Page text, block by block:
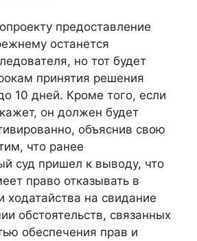
предоставление
останется
но тот будет
принятия решения
10 дней. Кроме того, если
он должен будет
объяснив свою
что ранее
суд пришел к выводу, что
право отказывать в
ходатайства на свидание
обстоятельств, связанных
обеспечения прав и